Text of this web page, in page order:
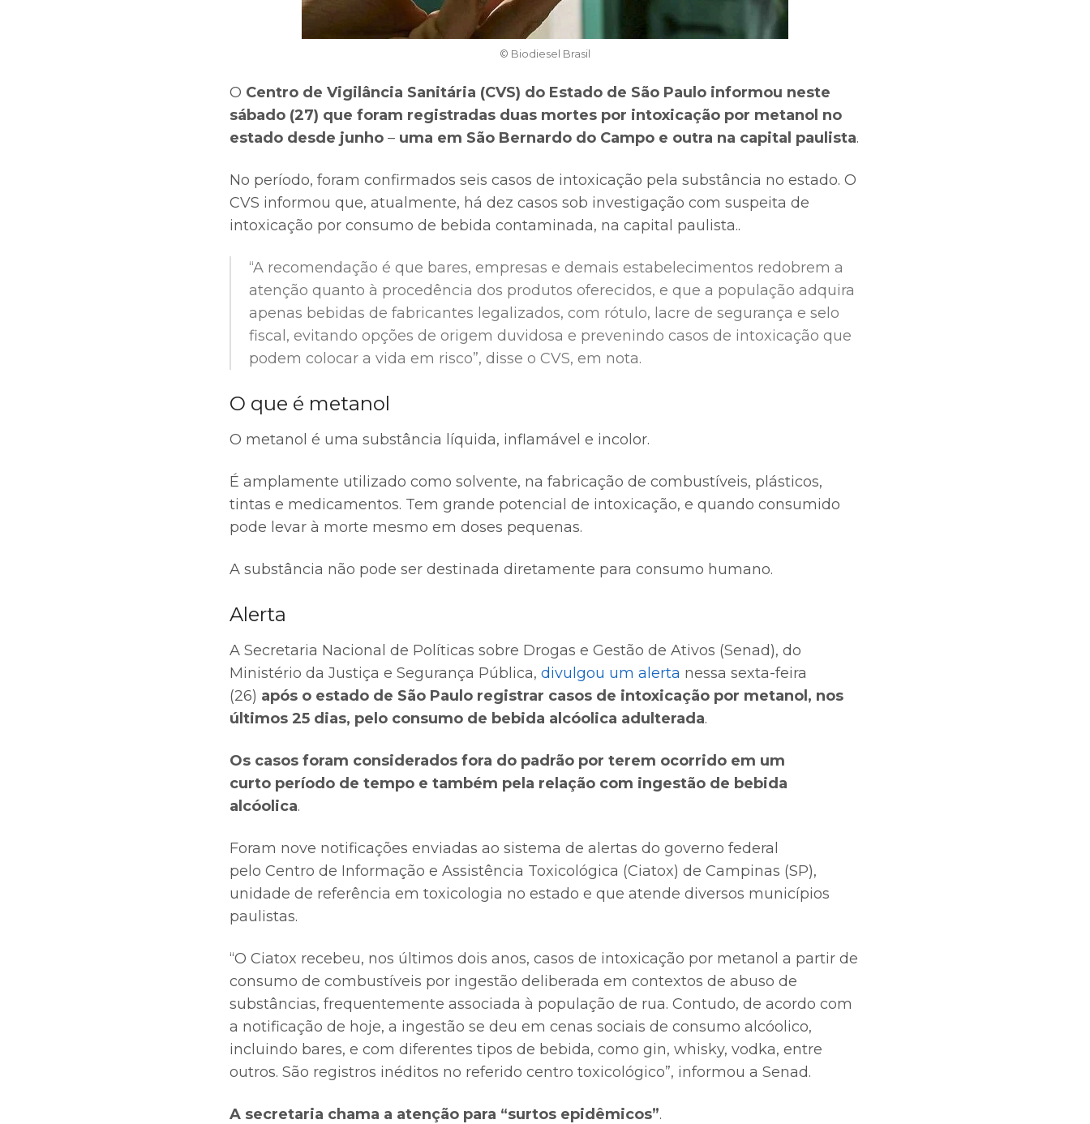
© Biodiesel Brasil
O Centro de Vigilância Sanitária (CVS) do Estado de São Paulo informou neste
sábado (27) que foram registradas duas mortes por intoxicação por metanol no
estado desde junho – uma em São Bernardo do Campo e outra na capital paulista.
No período, foram confirmados seis casos de intoxicação pela substância no estado. O
CVS informou que, atualmente, há dez casos sob investigação com suspeita de
intoxicação por consumo de bebida contaminada, na capital paulista..
“A recomendação é que bares, empresas e demais estabelecimentos redobrem a
atenção quanto à procedência dos produtos oferecidos, e que a população adquira
apenas bebidas de fabricantes legalizados, com rótulo, lacre de segurança e selo
fiscal, evitando opções de origem duvidosa e prevenindo casos de intoxicação que
podem colocar a vida em risco”, disse o CVS, em nota.
O que é metanol
O metanol é uma substância líquida, inflamável e incolor.
É amplamente utilizado como solvente, na fabricação de combustíveis, plásticos,
tintas e medicamentos. Tem grande potencial de intoxicação, e quando consumido
pode levar à morte mesmo em doses pequenas.
A substância não pode ser destinada diretamente para consumo humano.
Alerta
A Secretaria Nacional de Políticas sobre Drogas e Gestão de Ativos (Senad), do
Ministério da Justiça e Segurança Pública, divulgou um alerta nessa sexta-feira
(26) após o estado de São Paulo registrar casos de intoxicação por metanol, nos
últimos 25 dias, pelo consumo de bebida alcóolica adulterada.
Os casos foram considerados fora do padrão por terem ocorrido em um
curto período de tempo e também pela relação com ingestão de bebida
alcóolica.
Foram nove notificações enviadas ao sistema de alertas do governo federal
pelo Centro de Informação e Assistência Toxicológica (Ciatox) de Campinas (SP),
unidade de referência em toxicologia no estado e que atende diversos municípios
paulistas.
“O Ciatox recebeu, nos últimos dois anos, casos de intoxicação por metanol a partir de
consumo de combustíveis por ingestão deliberada em contextos de abuso de
substâncias, frequentemente associada à população de rua. Contudo, de acordo com
a notificação de hoje, a ingestão se deu em cenas sociais de consumo alcóolico,
incluindo bares, e com diferentes tipos de bebida, como gin, whisky, vodka, entre
outros. São registros inéditos no referido centro toxicológico”, informou a Senad.
A secretaria chama a atenção para “surtos epidêmicos”.